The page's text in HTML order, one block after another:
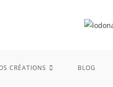
CRÉATIONS BLOG